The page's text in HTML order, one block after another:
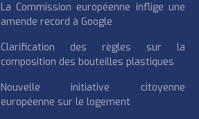
La Commission européenne inflige une
amende record à Google
Clarification des règles sur la
composition des bouteilles plastiques
Nouvelle initiative citoyenne
européenne sur le logement